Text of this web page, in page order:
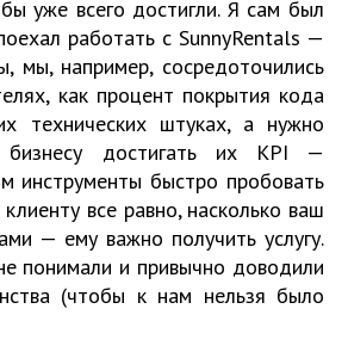
уже всего достигли. Я сам был
работать с SunnyRentals —
мы, например, сосредоточились
как процент покрытия кода
технических штуках, а нужно
бизнесу достигать их KPI —
инструменты быстро пробовать
все равно, насколько ваш
— ему важно получить услугу.
понимали и привычно доводили
(чтобы к нам нельзя было